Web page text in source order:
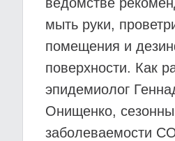
мыть руки,
помещения и
поверхности. Как
эпидемиолог
Онищенко,
заболеваемости